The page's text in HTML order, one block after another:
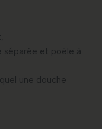
séparée et poêle à
une douche